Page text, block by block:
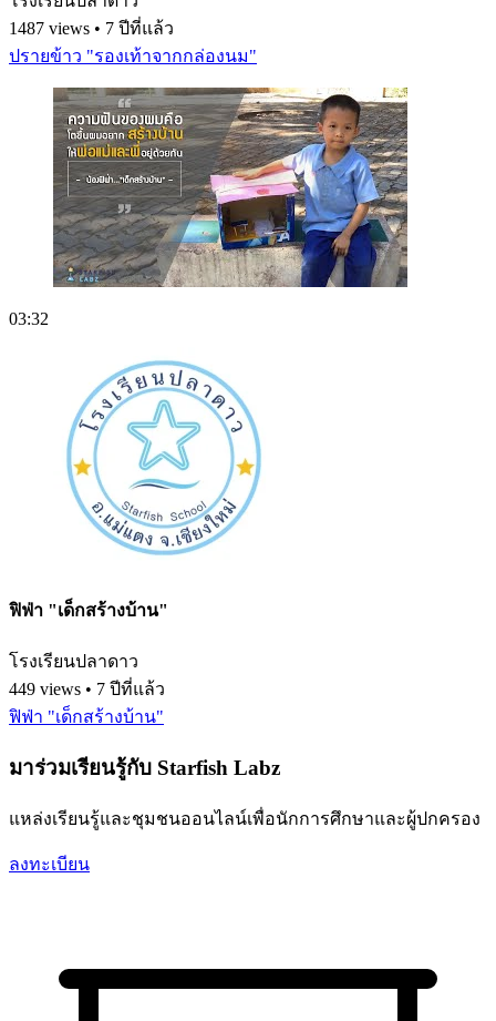
1487 views • 7 ปีที่แล้ว
ปรายข้าว "รองเท้าจากกล่องนม"
03:32
ฟิฟ่า "เด็กสร้างบ้าน"
โรงเรียนปลาดาว
449 views • 7 ปีที่แล้ว
ฟิฟ่า "เด็กสร้างบ้าน"
มาร่วมเรียนรู้กับ Starfish Labz
แหล่งเรียนรู้และชุมชนออนไลน์เพื่อนักการศึกษาและผู้ปกครอง
ลงทะเบียน